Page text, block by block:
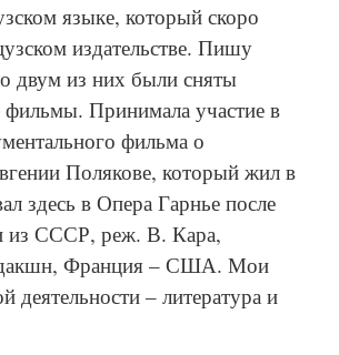
языке, который скоро
издательстве. Пишу
двум из них были сняты
фильмы. Принимала участие в
фильма о
Полякове, который жил в
здесь в Опера Гарнье после
из СССР, реж. В. Кара,
Франция – США. Мои
деятельности – литература и